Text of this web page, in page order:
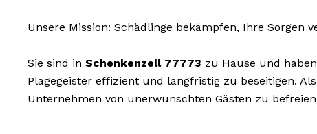
Unsere Mission: Schädlinge bekämpfen, Ihre Sorgen
Sie sind in Schenkenzell 77773 zu Hause und
Plagegeister effizient und langfristig zu beseitigen.
Unternehmen von unerwünschten Gästen zu